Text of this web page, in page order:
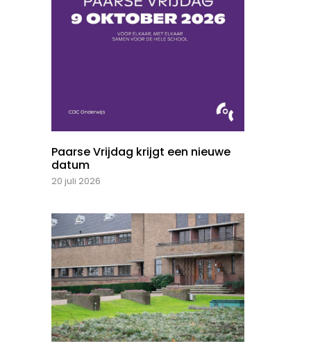
Paarse Vrijdag krijgt een nieuwe
datum
20 juli 2026